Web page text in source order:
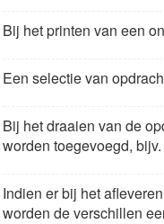
Bij het printen van een
Een selectie van
Bij het draaien van de
worden toegevoegd,
Indien er bij het
worden de verschillen